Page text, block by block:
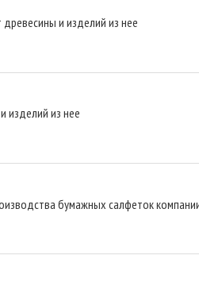
и изделий из нее
изделий из нее
бумажных салфеток